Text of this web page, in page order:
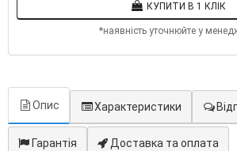
КУПИТИ В 1 КЛІК
*наявність уточнюйте у
Опис Характеристики
Гарантія Доставка та оплата